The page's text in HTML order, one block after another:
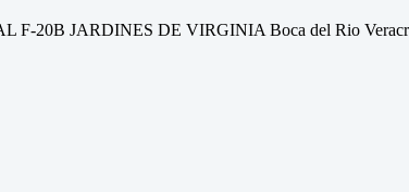
F-20B JARDINES DE VIRGINIA Boca del Rio